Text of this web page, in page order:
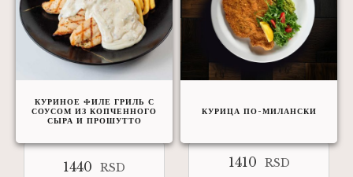
КУРИНОЕ ФИЛЕ ГРИЛЬ С
СОУСОМ ИЗ КОПЧЕННОГО
СЫРА И ПРОШУТТО
1440 RSD
КУРИЦА ПО-МИЛАНСКИ
1410 RSD